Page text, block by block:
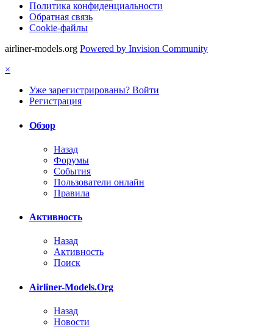
Политика конфиденциальности
Обратная связь
Cookie-файлы
airliner-models.org Powered by Invision Community
×
Уже зарегистрированы? Войти
Регистрация
Обзор
Назад
Форумы
События
Пользователи онлайн
Правила
Активность
Назад
Активность
Поиск
Airliner-Models.Org
Назад
Новости